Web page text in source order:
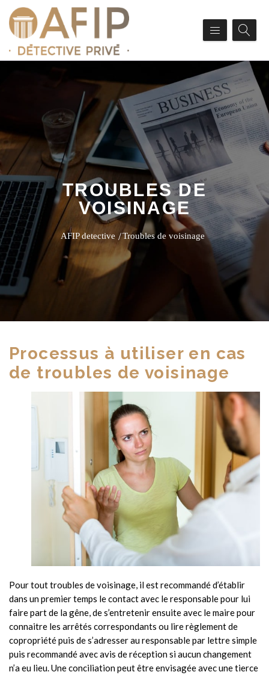
TROUBLES DE
VOISINAGE
AFIP detective Troubles de voisinage
Processus à utiliser en cas
de troubles de voisinage
Pour tout troubles de voisinage, il est recommandé d’établir
dans un premier temps le contact avec le responsable pour lui
faire part de la gêne, de s’entretenir ensuite avec le maire pour
connaitre les arrêtés correspondants ou lire règlement de
copropriété puis de s’adresser au responsable par lettre simple
puis recommandé avec avis de réception si aucun changement
n’a eu lieu. Une conciliation peut être envisagée avec une tierce